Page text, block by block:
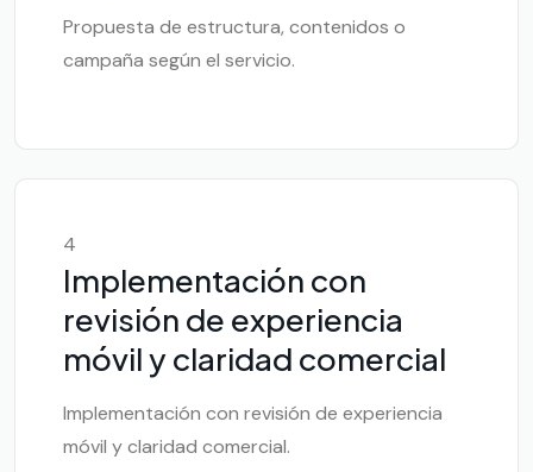
Propuesta de estructura, contenidos o
campaña según el servicio.
4
Implementación con
revisión de experiencia
móvil y claridad comercial
Implementación con revisión de experiencia
móvil y claridad comercial.